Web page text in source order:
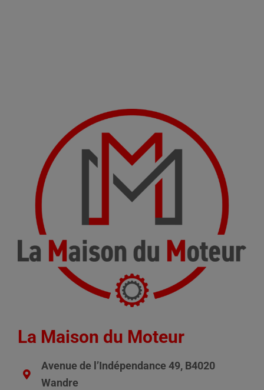
La Maison du Moteur
Avenue de l’Indépendance 49, B4020
Wandre